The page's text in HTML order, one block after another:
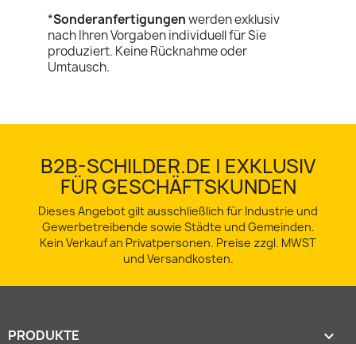
*Sonderanfertigungenwerden exklusiv
nach Ihren Vorgaben individuell für Sie
produziert. Keine Rücknahme oder
Umtausch.
B2B-SCHILDER.DE | EXKLUSIV
FÜR GESCHÄFTSKUNDEN
Dieses Angebot gilt ausschließlich für Industrie und
Gewerbetreibende sowie Städte und Gemeinden.
Kein Verkauf an Privatpersonen. Preise zzgl. MWST
und Versandkosten.
PRODUKTE 